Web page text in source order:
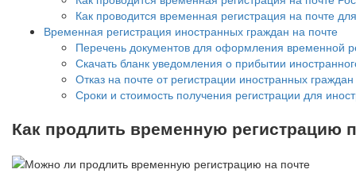
Как проводится временная регистрация на почте
Временная регистрация иностранных граждан на почте
Перечень документов для оформления временной
Скачать бланк уведомления о прибытии
Отказ на почте от регистрации иностранных
Сроки и стоимость получения регистрации для
Как продлить временную